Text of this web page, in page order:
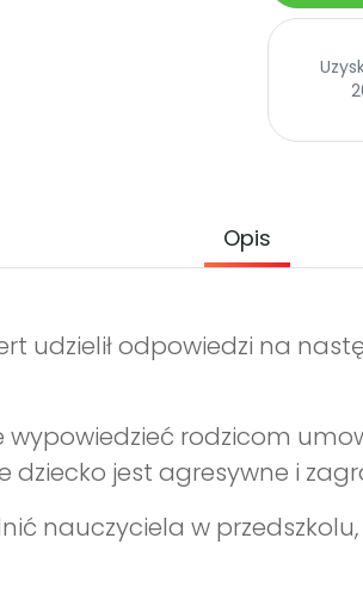
Opis
udzielił odpowiedzi na
wypowiedzieć rodzicom
dziecko jest agresywne i
nauczyciela w